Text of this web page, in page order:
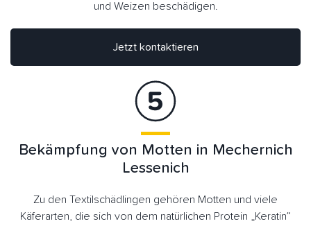
Jetzt kontaktieren
und Weizen beschädigen.
Bekämpfung von Motten in Mechernich
Lessenich
Zu den Textilschädlingen gehören Motten und viele
Käferarten, die sich von dem natürlichen Protein „Keratin“